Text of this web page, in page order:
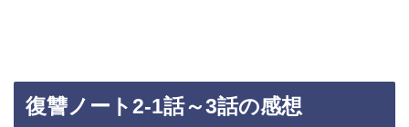
復讐ノート2-1話～3話の感想